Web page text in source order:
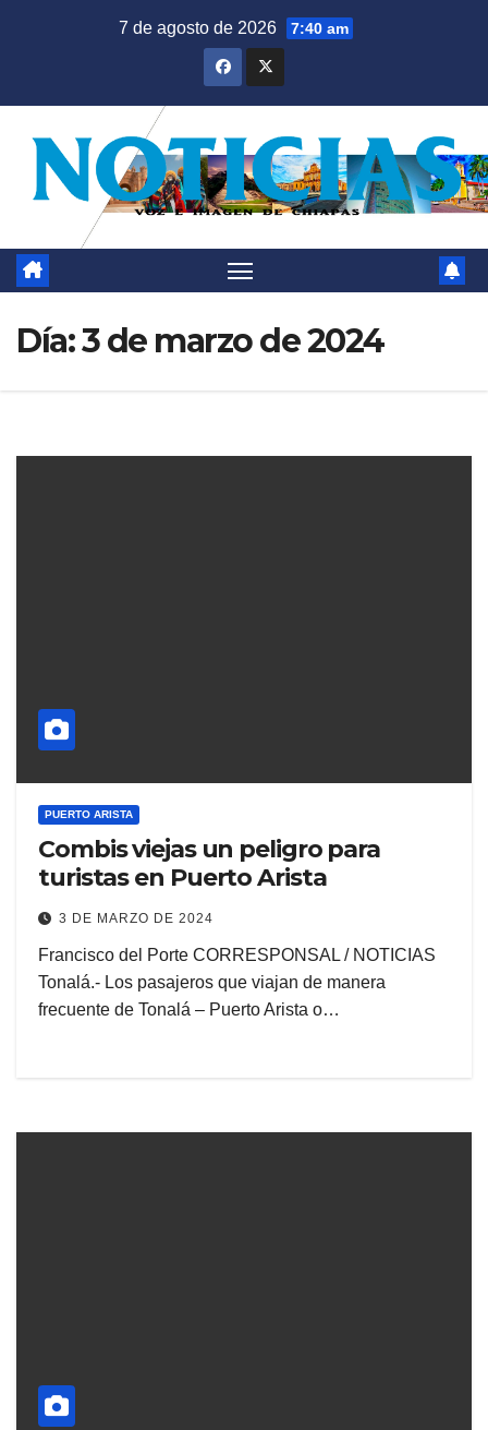
7 de agosto de 2026 7:40 am
Día:3 de marzo de 2024
PUERTO ARISTA
Combis viejas un peligro para
turistas en Puerto Arista
3 DE MARZO DE 2024
Francisco del Porte CORRESPONSAL / NOTICIAS
Tonalá.- Los pasajeros que viajan de manera
frecuente de Tonalá – Puerto Arista o…